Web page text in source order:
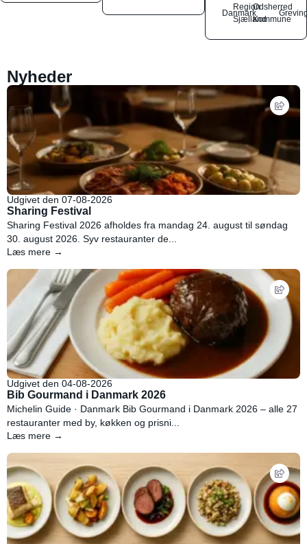
Danmark
Region
Sjælland
Odsherred
Kommune
Nyheder
Udgivet den 07-08-2026
Sharing Festival
Sharing Festival 2026 afholdes fra mandag 24. august til søndag
30. august 2026. Syv restauranter de...
Læs mere →
Udgivet den 04-08-2026
Bib Gourmand i Danmark 2026
Michelin Guide · Danmark Bib Gourmand i Danmark 2026 – alle 27
restauranter med by, køkken og prisni...
Læs mere →